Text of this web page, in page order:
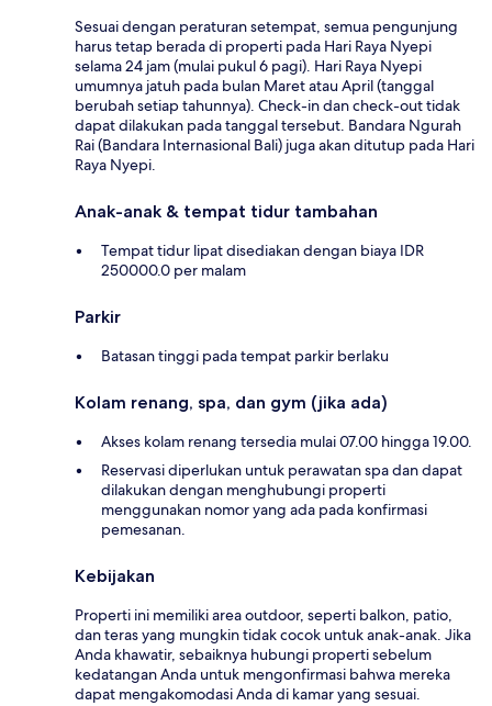
Sesuai dengan peraturan setempat, semua pengunjung
harus tetap berada di properti pada Hari Raya Nyepi
selama 24 jam (mulai pukul 6 pagi). Hari Raya Nyepi
umumnya jatuh pada bulan Maret atau April (tanggal
berubah setiap tahunnya). Check-in dan check-out tidak
dapat dilakukan pada tanggal tersebut. Bandara Ngurah
Rai (Bandara Internasional Bali) juga akan ditutup pada Hari
Raya Nyepi.
Anak-anak & tempat tidur tambahan
Tempat tidur lipat disediakan dengan biaya IDR
250000.0 per malam
Parkir
Batasan tinggi pada tempat parkir berlaku
Kolam renang, spa, dan gym (jika ada)
Akses kolam renang tersedia mulai 07.00 hingga 19.00.
Reservasi diperlukan untuk perawatan spa dan dapat
dilakukan dengan menghubungi properti
menggunakan nomor yang ada pada konfirmasi
pemesanan.
Kebijakan
Properti ini memiliki area outdoor, seperti balkon, patio,
dan teras yang mungkin tidak cocok untuk anak-anak. Jika
Anda khawatir, sebaiknya hubungi properti sebelum
kedatangan Anda untuk mengonfirmasi bahwa mereka
dapat mengakomodasi Anda di kamar yang sesuai.